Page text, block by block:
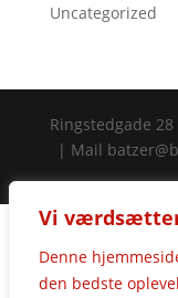
Vi
Denne
den bedste
Uncategorized
Ringstedgade
| Mail
 0